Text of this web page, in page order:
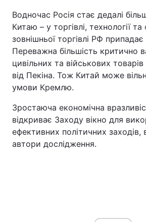
Водночас Росія стає дедалі
Китаю – у торгівлі, технології
зовнішньої торгівлі РФ
Переважна більшість критично
цивільних та військових
від Пекіна. Тож Китай може
умови Кремлю.
Зростаюча економічна
відкриває Заходу вікно для
ефективних політичних
автори дослідження.